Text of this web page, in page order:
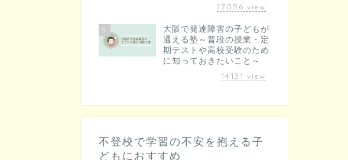
17056 view
5
大阪で発達障害の子どもが
通える塾～普段の授業・定
期テストや高校受験のため
に知っておきたいこと～
14131 view
不登校で学習の不安を抱える子
どもにおすすめ